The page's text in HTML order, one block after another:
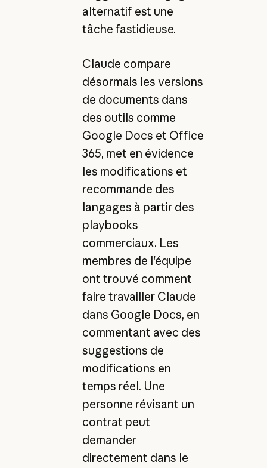
alternatif est une
tâche fastidieuse.
Claude compare
désormais les versions
de documents dans
des outils comme
Google Docs et Office
365, met en évidence
les modifications et
recommande des
langages à partir des
playbooks
commerciaux. Les
membres de l'équipe
ont trouvé comment
faire travailler Claude
dans Google Docs, en
commentant avec des
suggestions de
modifications en
temps réel. Une
personne révisant un
contrat peut
demander
directement dans le